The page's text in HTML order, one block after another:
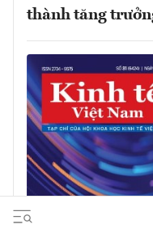
thành tăng